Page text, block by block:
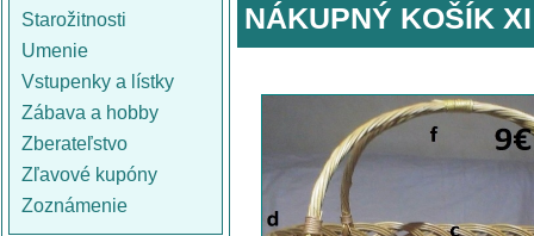
Starožitnosti
Umenie
Vstupenky a lístky
Zábava a hobby
Zberateľstvo
Zľavové kupóny
Zoznámenie
NÁKUPNÝ KOŠÍK XI